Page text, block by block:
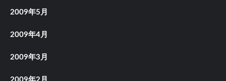
2009年5月
2009年4月
2009年3月